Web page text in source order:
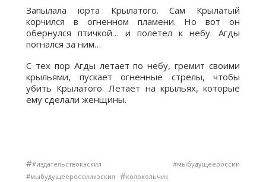
Запылала юрта Крылатого. Сам Крылатый
корчился в огненном пламени. Но вот он
обернулся птичкой… и полетел к небу. Агды
погнался за ним…
С тех пор Агды летает по небу, гремит своими
крыльями, пускает огненные стрелы, чтобы
убить Крылатого. Летает на крыльях, которые
ему сделали женщины.
##издательствокэскил #мыбудущеероссии
#мыбудущеероссиикэскил #колокольчик